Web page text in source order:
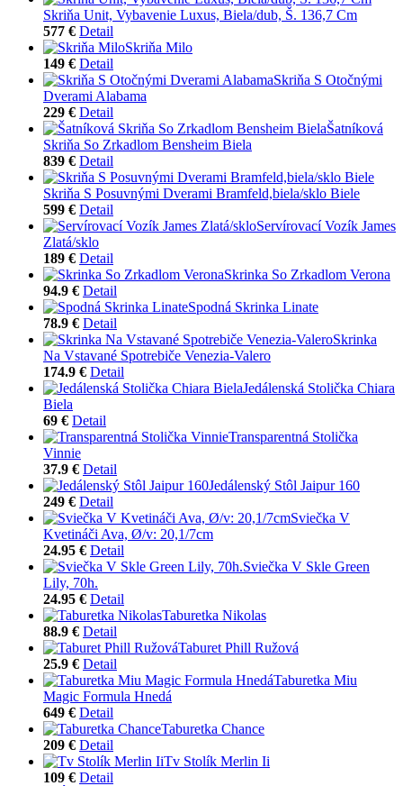
Skriňa Unit, Vybavenie Luxus, Biela/dub, Š. 136,7 Cm
577 € Detail
Skriňa Milo
149 € Detail
Skriňa S Otočnými
Dverami Alabama
229 € Detail
Šatníková
Skriňa So Zrkadlom Bensheim Biela
839 € Detail
Skriňa S Posuvnými Dverami Bramfeld,biela/sklo Biele
599 € Detail
Servírovací Vozík James
Zlatá/sklo
189 € Detail
Skrinka So Zrkadlom Verona
94.9 € Detail
Spodná Skrinka Linate
78.9 € Detail
Skrinka
Na Vstavané Spotrebiče Venezia-Valero
174.9 € Detail
Jedálenská Stolička Chiara
Biela
69 € Detail
Transparentná Stolička
Vinnie
37.9 € Detail
Jedálenský Stôl Jaipur 160
249 € Detail
Sviečka V
Kvetináči Ava, Ø/v: 20,1/7cm
24.95 € Detail
Sviečka V Skle Green
Lily, 70h.
24.95 € Detail
Taburetka Nikolas
88.9 € Detail
Taburet Phill Ružová
25.9 € Detail
Taburetka Miu
Magic Formula Hnedá
649 € Detail
Taburetka Chance
209 € Detail
Tv Stolík Merlin Ii
109 € Detail